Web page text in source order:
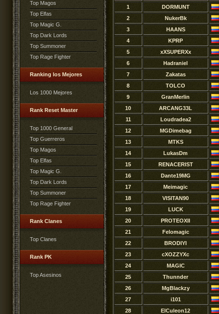
Top Magos
Top Elfas
Top Magic G.
Top Dark Lords
Top Summoner
Top Rage Fighter
Ranking los Mejores
Los 1000 Mejores
Rank Reset Master
Top 1000 General
Top Guerreros
Top Magos
Top Elfas
Top Magic G.
Top Dark Lords
Top Summoner
Top Rage Fighter
Rank Clanes
Top Clanes
Rank PK
Top Asesinos
1
DORMUNT
2
NukerBk
3
HAANS
4
KPRP
5
xXSUPERXx
6
Hadraniel
7
Zakatas
8
TOLCO
9
GranMerlin
10
ARCANG33L
11
Loudradea2
12
MGDimebag
13
MTKS
14
LukasDm
15
RENACERIST
16
Dante19MG
17
Meimagic
18
VISITAN90
19
LUCK
20
PROTEOXII
21
Felomagic
22
BRODIYI
23
cXOZZYXc
24
MAGIC
25
Thunnder
26
MgBlackzy
27
i101
28
ElCuleon12